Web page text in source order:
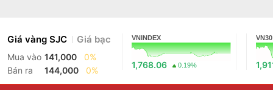
Giá vàng SJC Giá bạc
Mua vào 141,000
0%
Bán ra
144,000 0%
VNINDEX
1,768.06 0.19%
VN30